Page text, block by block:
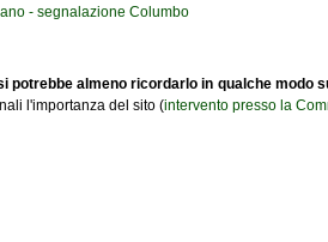
potrebbe almeno ricordarlo in qualche modo
l'importanza del sito (intervento presso la